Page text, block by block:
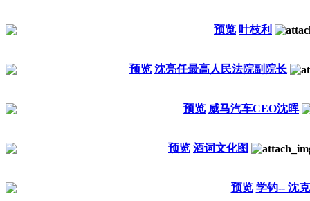
预览 叶枝利
预览 沈亮任最高人民法院副院长
预览 威马汽车CEO沈晖
预览 酒词文化图
预览 学钓-- 沈